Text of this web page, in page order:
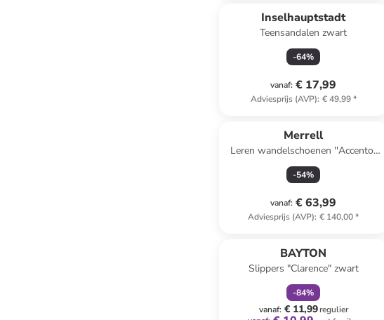
Inselhauptstadt
Teensandalen zwart
-64%
vanaf: € 17,99
Adviesprijs (AVP): € 49,99*
Merrell
Leren wandelschoenen ''Accentor
3'' grijs
-54%
vanaf: € 63,99
Adviesprijs (AVP): € 140,00*
BAYTON
Slippers "Clarence" zwart
-84%
vanaf: € 11,99regulier